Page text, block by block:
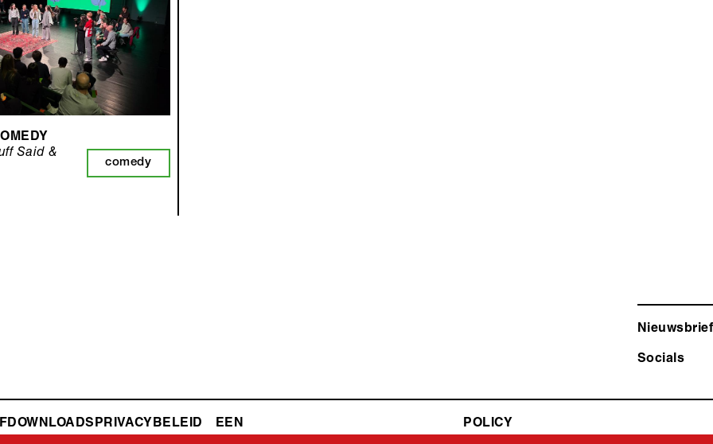
comedy
Said &
Nieuwsbrief
Socials
POLICY
DOWNLOADSPRIVACYBELEID